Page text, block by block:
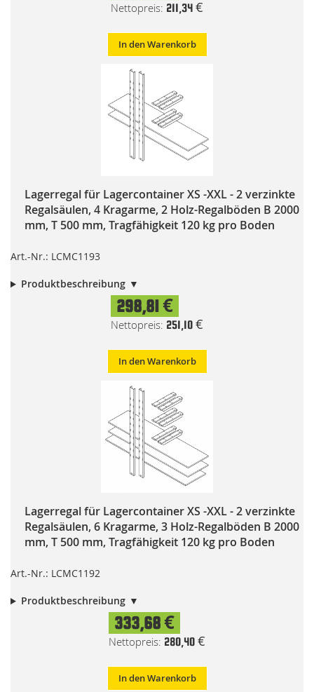
211,34 €
In den Warenkorb
Lagerregal für Lagercontainer XS -XXL - 2 verzinkte
Regalsäulen, 4 Kragarme, 2 Holz-Regalböden B 2000
mm, T 500 mm, Tragfähigkeit 120 kg pro Boden
Art.-Nr.: LCMC1193
Produktbeschreibung
298,81 €
251,10 €
In den Warenkorb
Lagerregal für Lagercontainer XS -XXL - 2 verzinkte
Regalsäulen, 6 Kragarme, 3 Holz-Regalböden B 2000
mm, T 500 mm, Tragfähigkeit 120 kg pro Boden
Art.-Nr.: LCMC1192
Produktbeschreibung
333,68 €
280,40 €
In den Warenkorb